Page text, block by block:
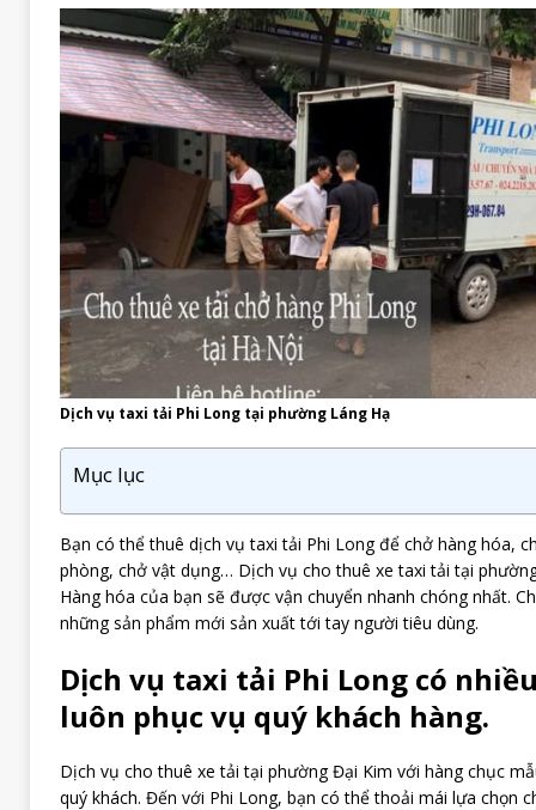
Dịch vụ taxi tải Phi Long tại phường Láng Hạ
Mục lục
Bạn có thể thuê dịch vụ taxi tải Phi Long để chở hàng hóa,
phòng, chở vật dụng… Dịch vụ cho thuê xe taxi tải tại
Hàng hóa của bạn sẽ được vận chuyển nhanh chóng nhất.
những sản phẩm mới sản xuất tới tay người tiêu dùng.
Dịch vụ taxi tải Phi Long có
luôn phục vụ quý khách hàng.
Dịch vụ cho thuê xe tải tại phường Đại Kim với hàng chục
quý khách. Đến với Phi Long, bạn có thể thoải mái lựa chọn